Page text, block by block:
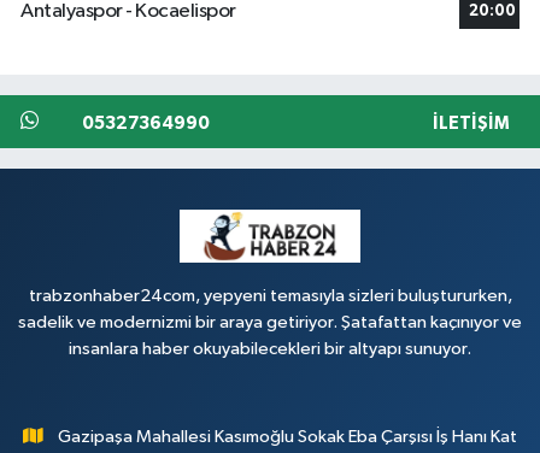
Antalyaspor - Kocaelispor 20:00
05327364990 İLETIŞIM
trabzonhaber24com, yepyeni temasıyla sizleri buluştururken,
sadelik ve modernizmi bir araya getiriyor. Şatafattan kaçınıyor ve
insanlara haber okuyabilecekleri bir altyapı sunuyor.
Gazipaşa Mahallesi Kasımoğlu Sokak Eba Çarşısı İş Hanı Kat